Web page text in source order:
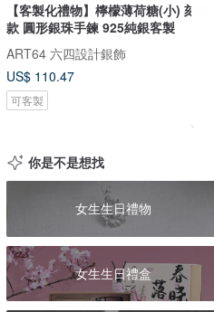
【客製化禮物】檸檬薄荷糖(小) 刻字
款 圓形銀珠手鍊 925純銀客製
ART64 六四設計銀飾
US$ 110.47
可客製
你是不是想找
女生生日禮物
女生生日禮盒